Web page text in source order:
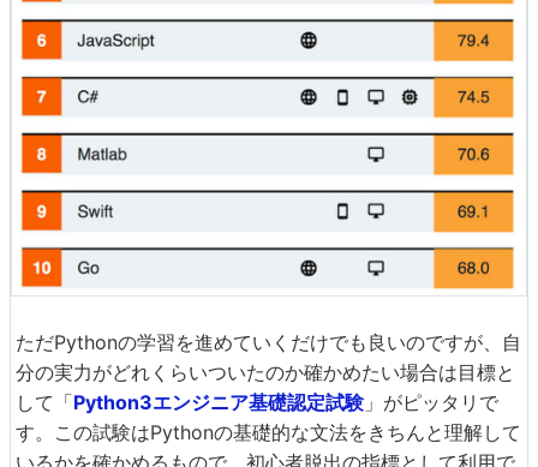
ただPythonの学習を進めていくだけでも良いのですが、自
分の実力がどれくらいついたのか確かめたい場合は目標と
して「Python3エンジニア基礎認定試験」がピッタリで
す。この試験はPythonの基礎的な文法をきちんと理解して